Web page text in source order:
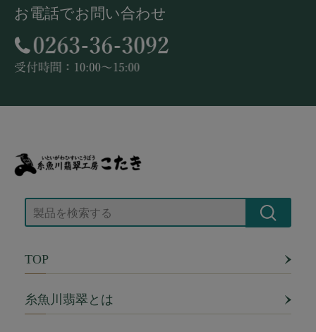
お電話でお問い合わせ
TOP
糸魚川翡翠とは